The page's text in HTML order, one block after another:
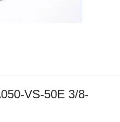
VS-50E 3/8-